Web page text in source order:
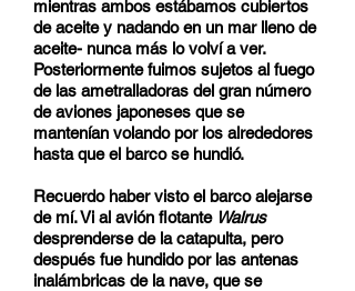
mientras ambos estábamos cubiertos
de aceite y nadando en un mar lleno de
aceite- nunca más lo volví a ver.
Posteriormente fuimos sujetos al fuego
de las ametralladoras del gran número
de aviones japoneses que se
mantenían volando por los alrededores
hasta que el barco se hundió.
Recuerdo haber visto el barco alejarse
de mí. Vi al avión flotante Walrus
desprenderse de la catapulta, pero
después fue hundido por las antenas
inalámbricas de la nave, que se